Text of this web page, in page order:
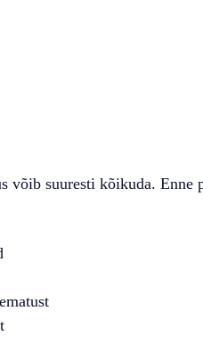
võib suuresti kõikuda.